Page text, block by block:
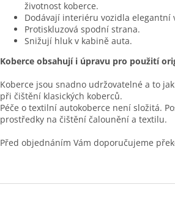
životnost koberce.
Dodávají interiéru vozidla
Protiskluzová spodní strana.
Snižují hluk v kabině auta.
Koberce obsahují i úpravu pro použití
Koberce jsou snadno udržovatelné a to
při čištění klasických koberců.
Péče o textilní autokoberce není složitá.
prostředky na čištění čalounění a textilu.
Před objednáním Vám doporučujeme